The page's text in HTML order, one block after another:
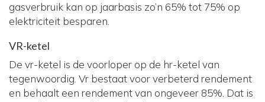
gasverbruik kan op jaarbasis zo’n 65% tot 75% op
elektriciteit besparen.
VR-ketel
De vr-ketel is de voorloper op de hr-ketel van
tegenwoordig. Vr bestaat voor verbeterd rendement
en behaalt een rendement van ongeveer 85%. Dat is